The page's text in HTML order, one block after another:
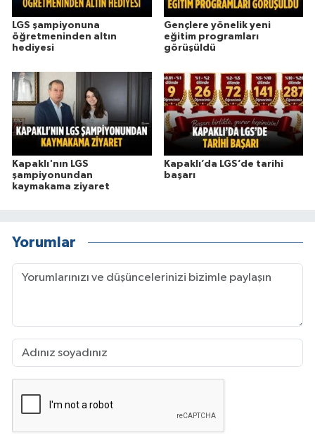
LGS şampiyonuna
öğretmeninden altın
hediyesi
Gençlere yönelik yeni
eğitim programları
görüşüldü
Kapaklı'nın LGS
şampiyonundan
kaymakama ziyaret
Kapaklı’da LGS’de tarihi
başarı
Yorumlar